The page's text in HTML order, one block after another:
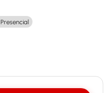
Presencial